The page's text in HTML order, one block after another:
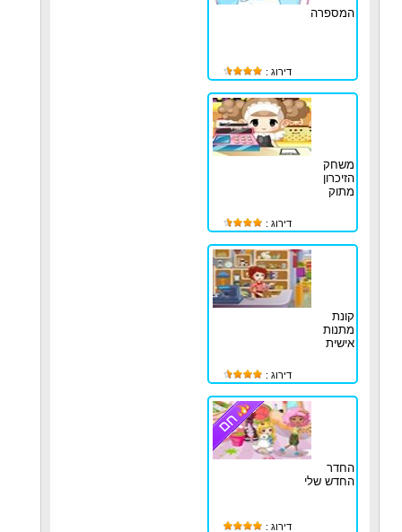
המספרה
דירוג :
משחק
הזיכרון
מתוק
דירוג :
קונת
מתנות
אישית
דירוג :
החדר
החדש שלי
דירוג :